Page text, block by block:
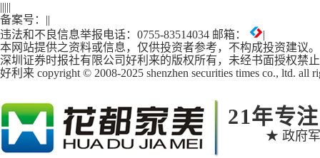
|||||
备案号： ||
违法和不良信息举报电话：0755-83514034 邮箱：
|
本网站提供之资料或信息，仅供投资者参考，不构成投资建议。
深圳证券时报社有限公司好利来的版权所有，未经书面授权禁
好利来 copyright © 2008-2025 shenzhen securities times co., ltd. all
21年专
★ 政府